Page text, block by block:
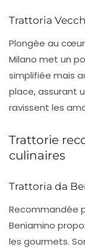
Trattoria
Plongée au
Milano met un
simplifiée mais
place, assurant
ravissent les
Trattorie
culinaires
Trattoria da
Recommandée
Beniamino
les gourmets.